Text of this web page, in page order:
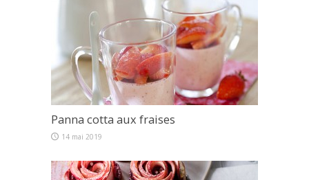
Panna cotta aux fraises
14 mai 2019